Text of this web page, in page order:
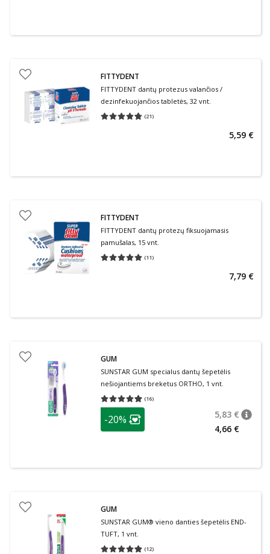
FITTYDENT
FITTYDENT dantų protezus valančios /
dezinfekuojančios tabletės, 32 vnt.
(21)
Vidutinis įvertinimas 4.71
5,59 €
FITTYDENT
FITTYDENT dantų protezų fiksuojamasis
pamušalas, 15 vnt.
(11)
Vidutinis įvertinimas 5.00
7,79 €
GUM
SUNSTAR GUM specialus dantų šepetėlis
nešiojantiems breketus ORTHO, 1 vnt.
(16)
Vidutinis įvertinimas 4.94
patarimas
Lojalumo klubo narių nuolaida
-20% 5,83 €
4,66 €
GUM
SUNSTAR GUM® vieno danties šepetėlis END-
TUFT, 1 vnt.
(12)
Vidutinis įvertinimas 4.83